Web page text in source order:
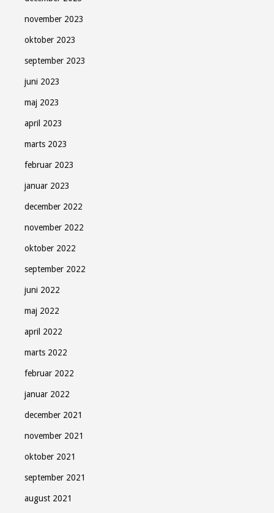
november 2023
oktober 2023
september 2023
juni 2023
maj 2023
april 2023
marts 2023
februar 2023
januar 2023
december 2022
november 2022
oktober 2022
september 2022
juni 2022
maj 2022
april 2022
marts 2022
februar 2022
januar 2022
december 2021
november 2021
oktober 2021
september 2021
august 2021
Søndag Aftens nyhedsbrev